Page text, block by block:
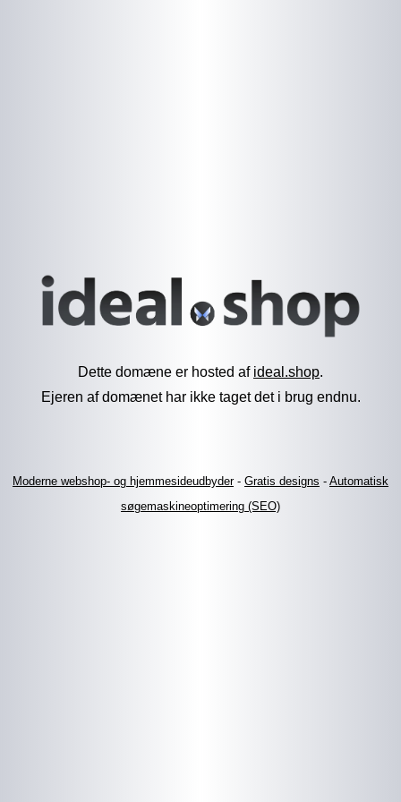
Dette domæne er hosted af ideal.shop.
Ejeren af domænet har ikke taget det i brug endnu.
Moderne webshop- og hjemmesideudbyder- Gratis designs - Automatisk
søgemaskineoptimering (SEO)